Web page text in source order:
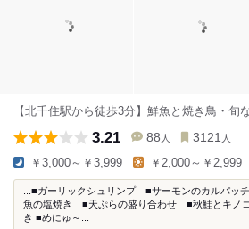
【北千住駅から徒歩3分】鮮魚と焼き鳥・旬
3.21 88 人 3121 人
￥3,000～￥3,999 ￥2,000～￥2,999
...■ガーリックシュリンプ ■サーモンのカルパ
魚の塩焼き ■天ぷらの盛り合わせ ■秋鮭とキノ
き ■めにゅ～...